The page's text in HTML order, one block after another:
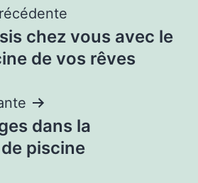
chez vous avec le
de vos rêves
dans la
piscine